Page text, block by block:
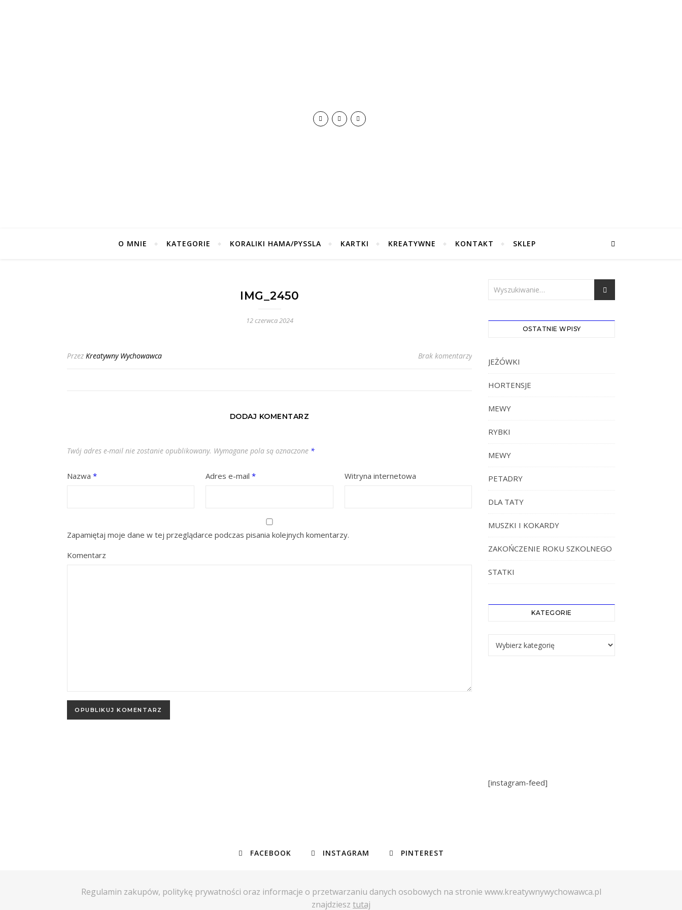
O MNIE KATEGORIE KORALIKI HAMA/PYSSLA KARTKI KREATYWNE KONTAKT SKLEP
IMG_2450
12 czerwca 2024
Przez Kreatywny Wychowawca Brak komentarzy
DODAJ KOMENTARZ
Twój adres e-mail nie zostanie opublikowany. Wymagane pola są oznaczone *
Nazwa * Adres e-mail* Witryna internetowa
Zapamiętaj moje dane w tej przeglądarce podczas pisania kolejnych komentarzy.
Komentarz
OSTATNIE WPISY
JEŻÓWKI
HORTENSJE
MEWY
RYBKI
MEWY
PETADRY
DLA TATY
MUSZKI I KOKARDY
ZAKOŃCZENIE ROKU SZKOLNEGO
STATKI
KATEGORIE
Kategorie
[instagram-feed]
FACEBOOK INSTAGRAM PINTEREST
Regulamin zakupów, politykę prywatności oraz informacje o przetwarzaniu danych osobowych na stronie www.kreatywnywychowawca.pl
znajdziesz tutaj